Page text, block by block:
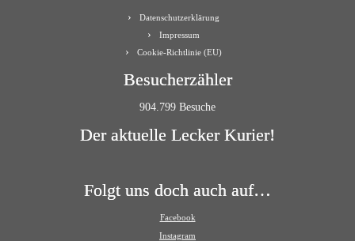
Datenschutzerklärung
Impressum
Cookie-Richtlinie (EU)
Besucherzähler
904.799 Besuche
Der aktuelle Lecker Kurier!
Folgt uns doch auch auf…
Facebook
Instagram